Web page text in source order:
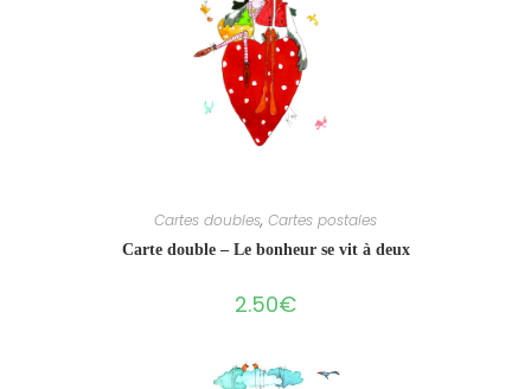
Cartes doubles, Cartes postales
Carte double – Le bonheur se vit à deux
2.50€